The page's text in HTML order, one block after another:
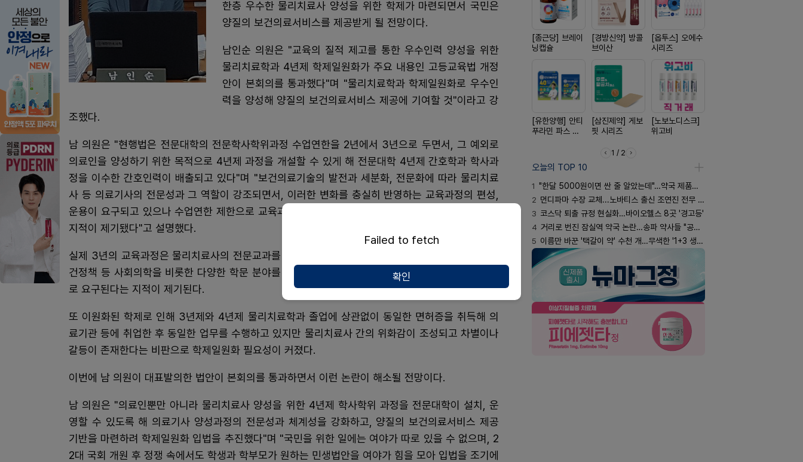
한층 우수한 물리치료사 양성을 위한 학제가 마련되면서 국민은
양질의 보건의료서비스를 제공받게 될 전망이다.
남인순 의원은 "교육의 질적 제고를 통한 우수인력 양성을 위한
물리치료학과 4년제 학제일원화가 주요 내용인 고등교육법 개정
안이 본회의를 통과했다"며 "물리치료학과 학제일원화로 우수인
력을 양성해 양질의 보건의료서비스 제공에 기여할 것"이라고 강
조했다.
남 의원은 "현행법은 전문대학의 전문학사학위과정 수업연한을 2년에서 3년으로 두면서, 그 예외로
의료인을 양성하기 위한 목적으로 4년제 과정을 개설할 수 있게 해 전문대학 4년제 간호학과 학사과
정을 이수한 간호인력이 배출되고 있다"며 "보건의료기술의 발전과 세분화, 전문화에 따라 물리치료
사 등 의료기사의 전문성과 그 역할이 강조되면서, 이러한 변화를 충실히 반영하는 교육과정의 편성,
운용이 요구되고 있으나 수업연한 제한으로 교육과정의 확대 편성과 전문인력 양성에 한계가 있다는
지적이 제기됐다"고 설명했다.
실제 3년의 교육과정은 물리치료사의 전문교과를 운영하기에 부족한 실정이며, 윤리와 철학, 공공보
건정책 등 사회의학을 비롯한 다양한 학문 분야를 교육하기 위해서는 추가적인 교육기간이 필수적으
로 요구된다는 지적이 제기된다.
또 이원화된 학제로 인해 3년제와 4년제 물리치료학과 졸업에 상관없이 동일한 면허증을 취득해 의
료기관 등에 취업한 후 동일한 업무를 수행하고 있지만 물리치료사 간의 위화감이 조성되고 차별이나
갈등이 존재한다는 비판으로 학제일원화 필요성이 커졌다.
이번에 남 의원이 대표발의한 법안이 본회의를 통과하면서 이런 논란이 해소될 전망이다.
남 의원은 "의료인뿐만 아니라 물리치료사 양성을 위한 4년제 학사학위 과정을 전문대학이 설치, 운
영할 수 있도록 해 의료기사 양성과정의 전문성과 체계성을 강화하고, 양질의 보건의료서비스 제공
기반을 마련하려 학제일원화 입법을 추진했다"며 "국민을 위한 일에는 여야가 따로 있을 수 없으며, 2
2대 국회 개원 후 정쟁 속에서도 학생과 학부모가 원하는 민생법안을 여야가 힘을 모아 입법을 조기에
[종근당] 브레이
닝캡슐
[경방신약] 방콜
브이산
[옵투스] 오에수
시리즈
[유한양행] 안티
푸라민 파스 시
[삼진제약] 게보
핏 시리즈
[노보노디스크]
위고비
1 / 2
오늘의 TOP 10
1 "한달 5000원이면 싼 줄 알았는데"…약국 제품과 비교해보니
2 먼디파마 수장 교체...노바티스 출신 조연진 전무 내정
3 코스닥 퇴출 규정 현실화…바이오헬스 8곳 '경고등'
4 거리로 번진 잠실역 약국 논란…송파 약사들 "공공성 훼손"
5 이름만 바꾼 '택갈이 약' 수천 개…무색한 '1+3 생동'
Failed to fetch
확인